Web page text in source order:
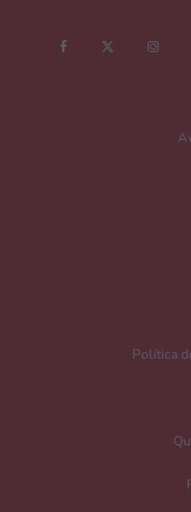
Guarda mi nombre,
Recibir un correo
Política